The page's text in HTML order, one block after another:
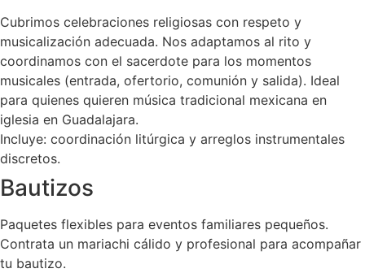
Cubrimos celebraciones religiosas con respeto y
musicalización adecuada. Nos adaptamos al rito y
coordinamos con el sacerdote para los momentos
musicales (entrada, ofertorio, comunión y salida). Ideal
para quienes quieren música tradicional mexicana en
iglesia en Guadalajara.
Incluye: coordinación litúrgica y arreglos instrumentales
discretos.
Bautizos
Paquetes flexibles para eventos familiares pequeños.
Contrata un mariachi cálido y profesional para acompañar
tu bautizo.